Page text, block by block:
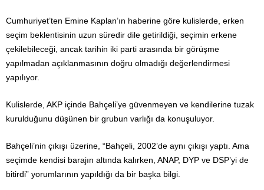
Cumhuriyet’ten Emine Kaplan’ın haberine göre kulislerde, erken
seçim beklentisinin uzun süredir dile getirildiği, seçimin erkene
çekilebileceği, ancak tarihin iki parti arasında bir görüşme
yapılmadan açıklanmasının doğru olmadığı değerlendirmesi
yapılıyor.
Kulislerde, AKP içinde Bahçeli’ye güvenmeyen ve kendilerine tuzak
kurulduğunu düşünen bir grubun varlığı da konuşuluyor.
Bahçeli’nin çıkışı üzerine, “Bahçeli, 2002’de aynı çıkışı yaptı. Ama
seçimde kendisi barajın altında kalırken, ANAP, DYP ve DSP’yi de
bitirdi” yorumlarının yapıldığı da bir başka bilgi.